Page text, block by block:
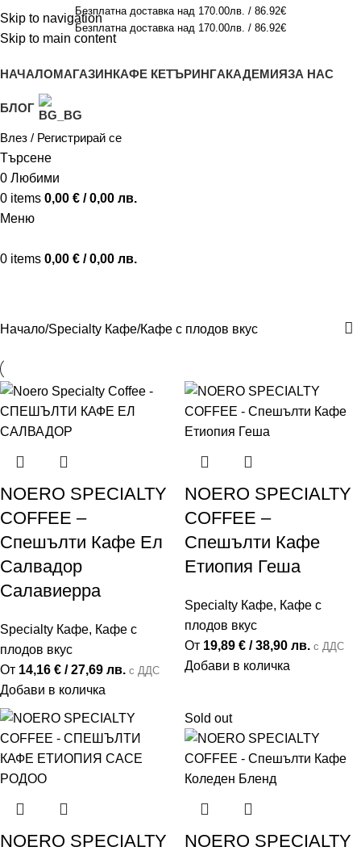
Skip to navigation
Skip to main content
Безплатна доставка над 170.00лв. / 86.92€
Безплатна доставка над 170.00лв. / 86.92€
НАЧАЛОМАГАЗИНКАФЕ КЕТЪРИНГАКАДЕМИЯЗА НАС
БЛОГ
Влез / Регистрирай се
Търсене
0 Любими
0 items 0,00 € / 0,00 лв.
Меню
0 items 0,00 € / 0,00 лв.
Начало Specialty Кафе Кафе с плодов вкус
NOERO SPECIALTY
COFFEE –
Спешълти Кафе Ел
Салвадор
Салавиерра
Specialty Кафе, Кафе с
плодов вкус
От 14,16 € / 27,69 лв. с ДДС
Добави в количка
NOERO SPECIALTY
COFFEE –
Спешълти Кафе
Етиопия Геша
Specialty Кафе, Кафе с
плодов вкус
От 19,89 € / 38,90 лв. с ДДС
Добави в количка
NOERO SPECIALTY
Sold out
NOERO SPECIALTY